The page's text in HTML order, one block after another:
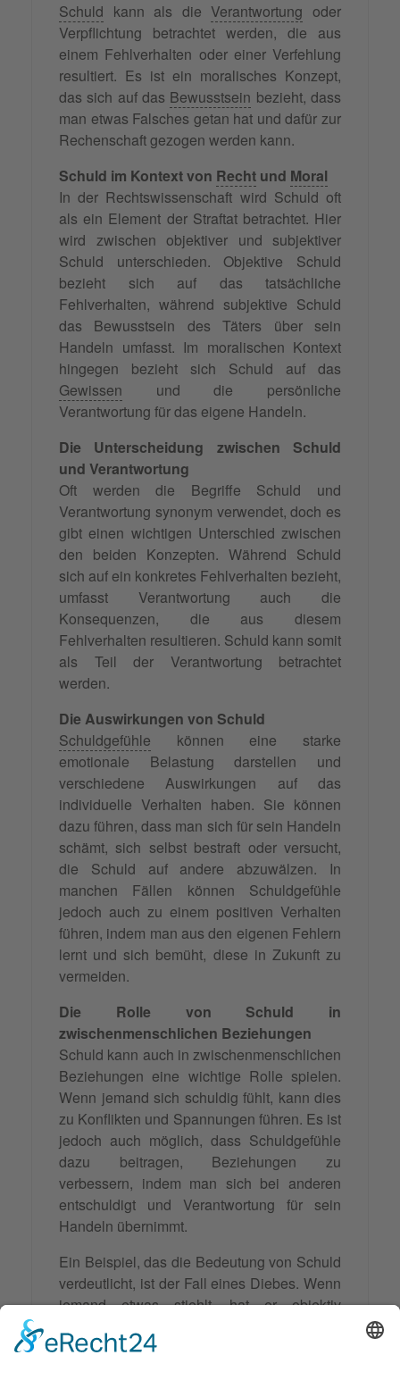
Schuld kann als die Verantwortung oder
Verpflichtung betrachtet werden, die aus
einem Fehlverhalten oder einer Verfehlung
resultiert. Es ist ein moralisches Konzept,
das sich auf das Bewusstsein bezieht, dass
man etwas Falsches getan hat und dafür zur
Rechenschaft gezogen werden kann.
Schuld im Kontext von Recht und Moral
In der Rechtswissenschaft wird Schuld oft
als ein Element der Straftat betrachtet. Hier
wird zwischen objektiver und subjektiver
Schuld unterschieden. Objektive Schuld
bezieht sich auf das tatsächliche
Fehlverhalten, während subjektive Schuld
das Bewusstsein des Täters über sein
Handeln umfasst. Im moralischen Kontext
hingegen bezieht sich Schuld auf das
Gewissen und die persönliche
Verantwortung für das eigene Handeln.
Die Unterscheidung zwischen Schuld
und Verantwortung
Oft werden die Begriffe Schuld und
Verantwortung synonym verwendet, doch es
gibt einen wichtigen Unterschied zwischen
den beiden Konzepten. Während Schuld
sich auf ein konkretes Fehlverhalten bezieht,
umfasst Verantwortung auch die
Konsequenzen, die aus diesem
Fehlverhalten resultieren. Schuld kann somit
als Teil der Verantwortung betrachtet
werden.
Die Auswirkungen von Schuld
Schuldgefühle können eine starke
emotionale Belastung darstellen und
verschiedene Auswirkungen auf das
individuelle Verhalten haben. Sie können
dazu führen, dass man sich für sein Handeln
schämt, sich selbst bestraft oder versucht,
die Schuld auf andere abzuwälzen. In
manchen Fällen können Schuldgefühle
jedoch auch zu einem positiven Verhalten
führen, indem man aus den eigenen Fehlern
lernt und sich bemüht, diese in Zukunft zu
vermeiden.
Die Rolle von Schuld in
zwischenmenschlichen Beziehungen
Schuld kann auch in zwischenmenschlichen
Beziehungen eine wichtige Rolle spielen.
Wenn jemand sich schuldig fühlt, kann dies
zu Konflikten und Spannungen führen. Es ist
jedoch auch möglich, dass Schuldgefühle
dazu beitragen, Beziehungen zu
verbessern, indem man sich bei anderen
entschuldigt und Verantwortung für sein
Handeln übernimmt.
Ein Beispiel, das die Bedeutung von Schuld
verdeutlicht, ist der Fall eines Diebes. Wenn
jemand etwas stiehlt, hat er objektiv
somit schuldig. Subjektiv betrachtet kann er